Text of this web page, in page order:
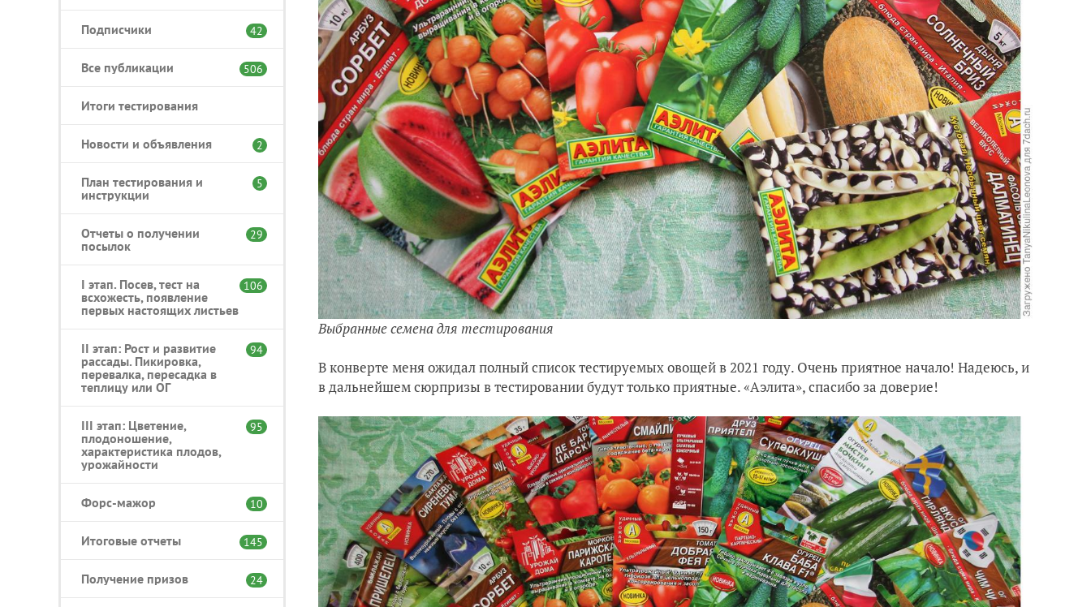
Подписчики 42
Все публикации 506
Итоги тестирования
Новости и объявления 2
План тестирования и
инструкции
5
Отчеты о получении
посылок
29
I этап. Посев, тест на
всхожесть, появление
первых настоящих листьев
106
II этап: Рост и развитие
рассады. Пикировка,
перевалка, пересадка в
теплицу или ОГ
94
III этап: Цветение,
плодоношение,
характеристика плодов,
урожайности
95
Форс-мажор 10
Итоговые отчеты 145
Получение призов 24
Выбранные семена для тестирования
В конверте меня ожидал полный список тестируемых овощей в 2021 году. Очень приятное начало! Надеюсь, и
в дальнейшем сюрпризы в тестировании будут только приятные. «Аэлита», спасибо за доверие!